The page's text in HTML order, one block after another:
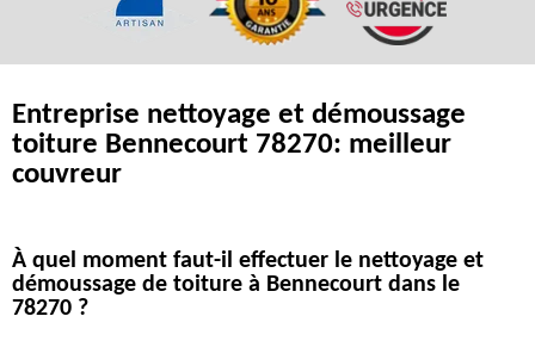
Entreprise nettoyage et démoussage
toiture Bennecourt 78270: meilleur
couvreur
À quel moment faut-il effectuer le nettoyage et
démoussage de toiture à Bennecourt dans le
78270 ?